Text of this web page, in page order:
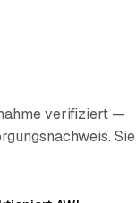
verifiziert —
Sie